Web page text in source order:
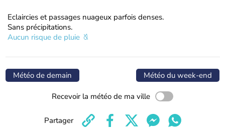
Eclaircies et passages nuageux parfois denses.
Sans précipitations.
Aucun risque de pluie
Météo de demain Météo du week-end
Recevoir la météo de ma ville
Partager